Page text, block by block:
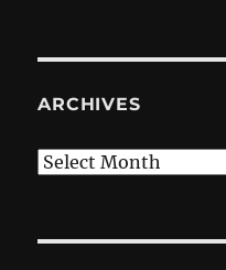
ARCHIVES
Archives